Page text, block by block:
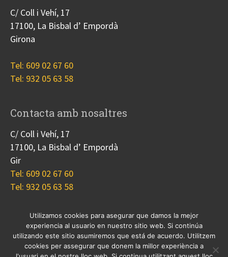
C/ Coll i Vehí, 17
17100, La Bisbal d’ Empordà
Girona
Tel: 609 02 67 60
Tel: 932 05 63 58
Contacta amb nosaltres
C/ Coll i Vehí, 17
17100, La Bisbal d’ Empordà
Gir
Tel: 609 02 67 60
Tel: 932 05 63 58
Nosotros Proyectos Blog
Contacto
Cookies
Utilizamos cookies para asegurar que damos la mejor
experiencia al usuario en nuestro sitio web. Si continúa
utilizando este sitio asumiremos que está de acuerdo. Utilitzem
cookies per assegurar que donem la millor experiència a